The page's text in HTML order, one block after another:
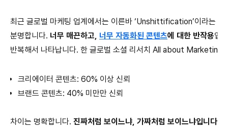
최근 글로벌 마케팅 업계에서는 이른바 ‘Unshittification’이라는 흐
분명합니다. 너무 매끈하고, 너무 자동화된 콘텐츠에 대한 반작용입
반복해서 나타납니다. 한 글로벌 소셜 리서치 All about Marketing
크리에이터 콘텐츠: 60% 이상 신뢰
브랜드 콘텐츠: 40% 미만만 신뢰
차이는 명확합니다. 진짜처럼 보이느냐, 가짜처럼 보이느냐입니다.